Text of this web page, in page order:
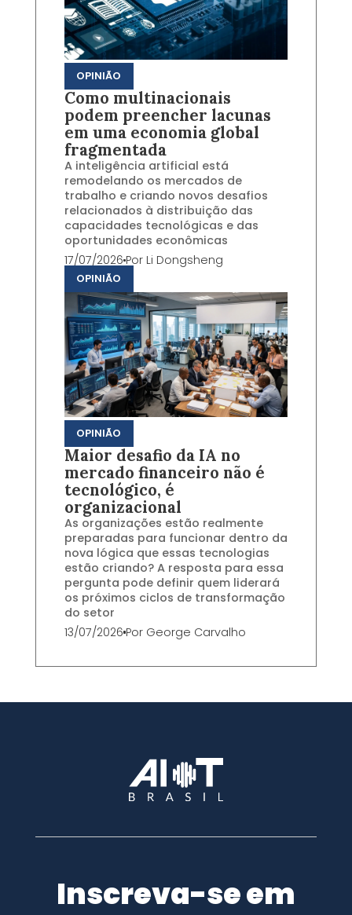
OPINIÃO
Como multinacionais
podem preencher lacunas
em uma economia global
fragmentada
A inteligência artificial está
remodelando os mercados de
trabalho e criando novos desafios
relacionados à distribuição das
capacidades tecnológicas e das
oportunidades econômicas
17/07/2026Por Li Dongsheng
OPINIÃO
OPINIÃO
Maior desafio da IA no
mercado financeiro não é
tecnológico, é
organizacional
As organizações estão realmente
preparadas para funcionar dentro da
nova lógica que essas tecnologias
estão criando? A resposta para essa
pergunta pode definir quem liderará
os próximos ciclos de transformação
do setor
13/07/2026Por George Carvalho
Inscreva-se em